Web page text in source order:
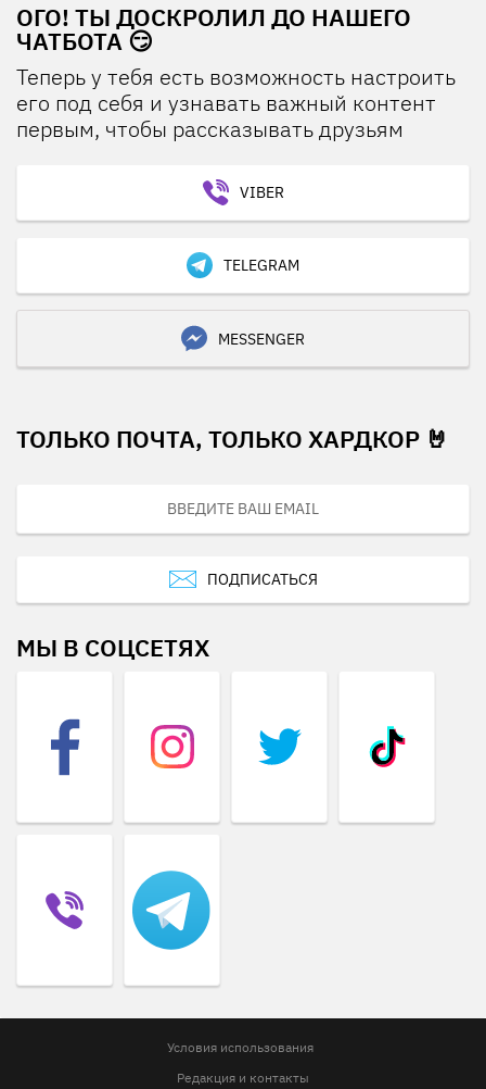
ОГО! ТЫ ДОСКРОЛИЛ ДО НАШЕГО
ЧАТБОТА 😏
Теперь у тебя есть возможность настроить
его под себя и узнавать важный контент
первым, чтобы рассказывать друзьям
VIBER
TELEGRAM
MESSENGER
ТОЛЬКО ПОЧТА, ТОЛЬКО ХАРДКОР 🤘
ПОДПИСАТЬСЯ
МЫ В СОЦСЕТЯХ
Условия использования
Редакция и контакты